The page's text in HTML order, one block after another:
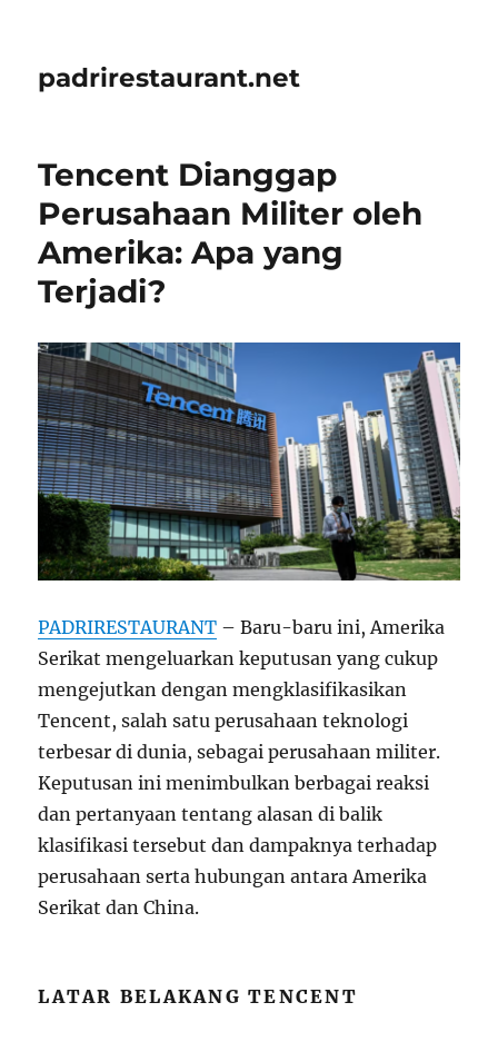
padrirestaurant.net
Tencent Dianggap
Perusahaan Militer oleh
Amerika: Apa yang
Terjadi?
PADRIRESTAURANT – Baru-baru ini, Amerika
Serikat mengeluarkan keputusan yang cukup
mengejutkan dengan mengklasifikasikan
Tencent, salah satu perusahaan teknologi
terbesar di dunia, sebagai perusahaan militer.
Keputusan ini menimbulkan berbagai reaksi
dan pertanyaan tentang alasan di balik
klasifikasi tersebut dan dampaknya terhadap
perusahaan serta hubungan antara Amerika
Serikat dan China.
LATAR BELAKANG TENCENT